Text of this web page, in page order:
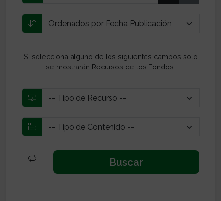
Si selecciona alguno de los siguientes campos solo
se mostrarán Recursos de los Fondos: